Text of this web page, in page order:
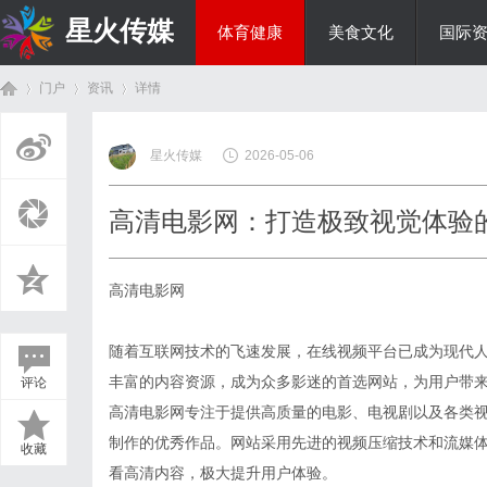
星火传媒 体育健康 美食文化 国际
门户 资讯
›
详情
评论
收藏
星火传媒 2026-05-06
高清电影网：打造极致视觉体验
高清电影网
随着互联网技术的飞速发展，在线视频平台已成为现代
丰富的内容资源，成为众多影迷的首选网站，为用户带
高清电影网专注于提供高质量的电影、电视剧以及各类
制作的优秀作品。网站采用先进的视频压缩技术和流媒
看高清内容，极大提升用户体验。